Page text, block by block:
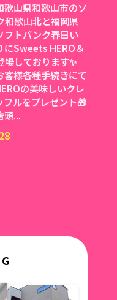
歌山県和歌山市のソ
和歌山北と福岡県
フトバンク春日い
にSweets HERO＆
場しております✨
客様各種手続きにて
の美味しいクレ
フルをプレゼント🎁
頭...